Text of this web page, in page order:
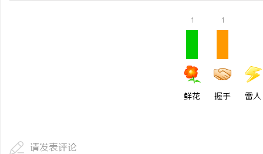
1
鲜花
1
握手 雷人
请发表评论